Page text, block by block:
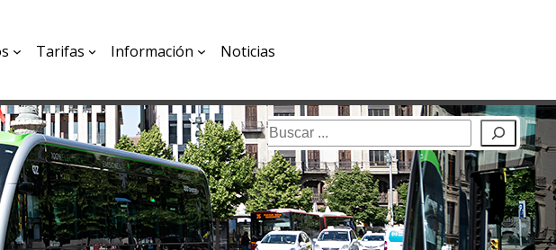
Tarifas Información Noticias
Buscar